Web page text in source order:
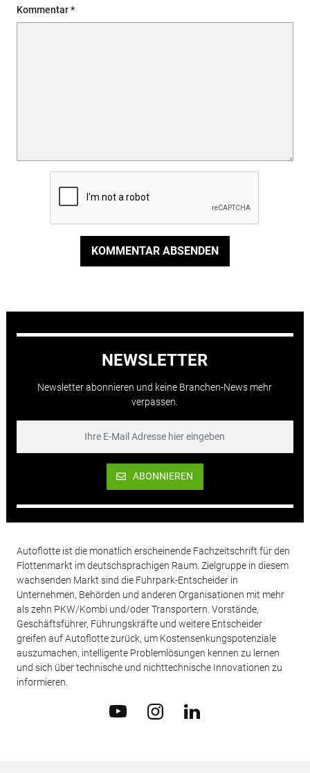
Kommentar
KOMMENTAR ABSENDEN
NEWSLETTER
Newsletter abonnieren und keine Branchen-News mehr
verpassen.
ABONNIEREN
Autoflotte ist die monatlich erscheinende Fachzeitschrift für den
Flottenmarkt im deutschsprachigen Raum. Zielgruppe in diesem
wachsenden Markt sind die Fuhrpark-Entscheider in
Unternehmen, Behörden und anderen Organisationen mit mehr
als zehn PKW/Kombi und/oder Transportern. Vorstände,
Geschäftsführer, Führungskräfte und weitere Entscheider
greifen auf Autoflotte zurück, um Kostensenkungspotenziale
auszumachen, intelligente Problemlösungen kennen zu lernen
und sich über technische und nichttechnische Innovationen zu
informieren.